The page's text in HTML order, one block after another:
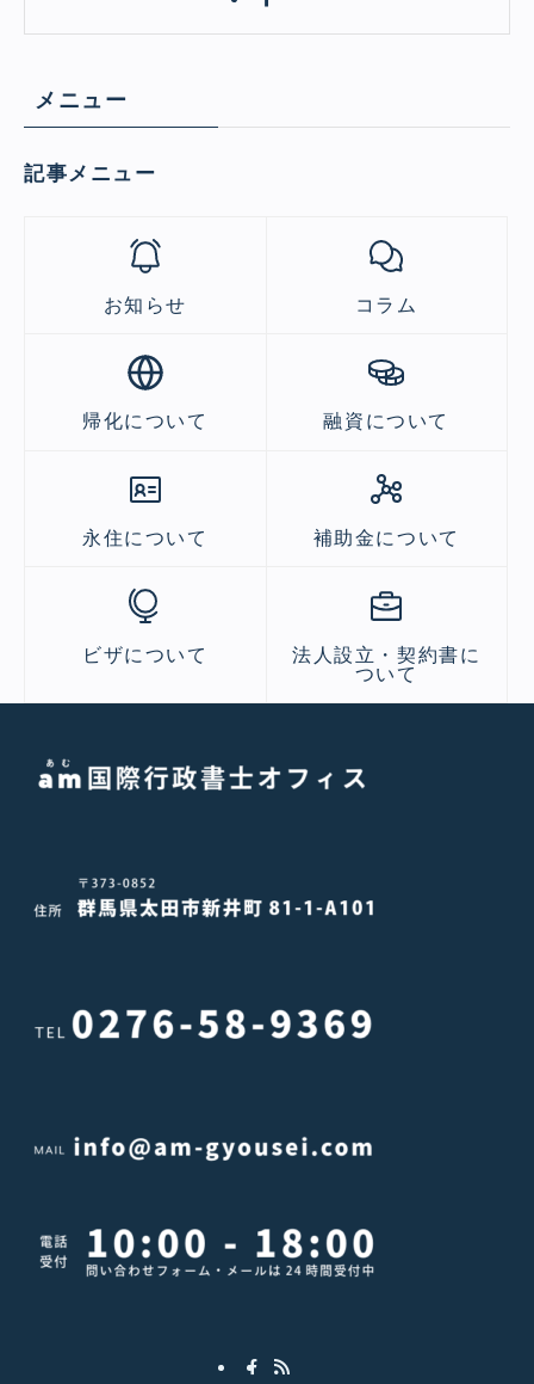
メニュー
記事メニュー
お知らせ コラム
帰化について 融資について
永住について 補助金について
ビザについて
法人設立・契約書に
ついて